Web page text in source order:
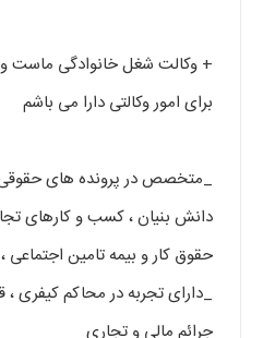
+ وکالت شغل خانوادگی ماست و
برای امور وکالتی دارا می باشم
_متخصص در پرونده های
دانش بنیان ، کسب و کارهای
حقوق کار و بیمه تامین اجتماعی
_دارای تجربه در محاکم کیفری
جرائم مالی و تجاری